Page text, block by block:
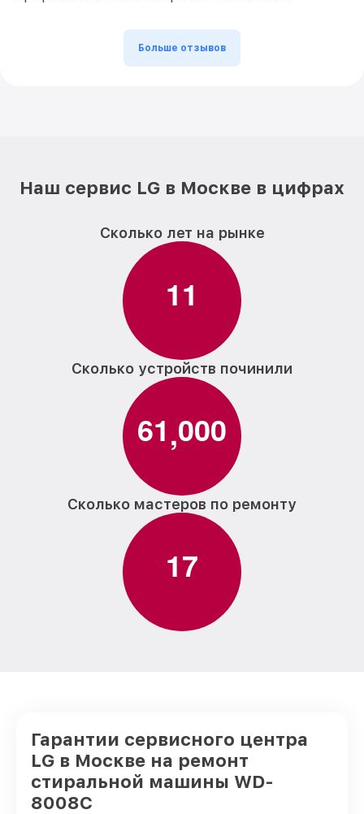
Больше отзывов
Наш сервис LG в Москве в цифрах
Сколько лет на рынке
11
Сколько устройств починили
61,000
Сколько мастеров по ремонту
17
Гарантии сервисного центра
LG в Москве на ремонт
стиральной машины WD-
8008C